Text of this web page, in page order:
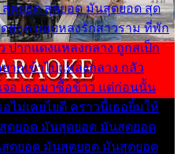
สุดยอด สุดยอด มันสุดยอด สุด
ยอด แอบหลงรักสาวราม ที่พัก
ปากแดงแหลงกลาง ถูกสเป็ก
ากเข้าไปแหลงกลาง กลัว
จอ เธอมาซื้อข้าว แต่ก่อนนั้น
อไม่เคยไยดี คราวนี้เธอยิ้มให้
ดยอด มันสุดยอด มันสุดยอด
ดยอด มันสุดยอด มันสุดยอด